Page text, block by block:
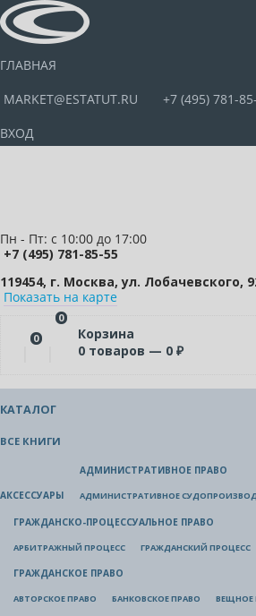
ГЛАВНАЯ
MARKET@ESTATUT.RU
+7 (495) 781-
ВХОД
Пн - Пт: с 10:00 до 17:00
+7 (495) 781-85-55
119454, г. Москва, ул. Лобачевского,
Показать на карте
0
0
Корзина
0 товаров — 0 ₽
КАТАЛОГ
ВСЕ КНИГИ
АКСЕССУАРЫ
АДМИНИСТРАТИВНОЕ ПРАВО
АДМИНИСТРАТИВНОЕ
ГРАЖДАНСКО-ПРОЦЕССУАЛЬНОЕ ПРАВО
АРБИТРАЖНЫЙ ПРОЦЕСС ГРАЖДАНСКИЙ ПРОЦЕСС
ГРАЖДАНСКОЕ ПРАВО
АВТОРСКОЕ ПРАВО БАНКОВСКОЕ ПРАВО ВЕЩНОЕ